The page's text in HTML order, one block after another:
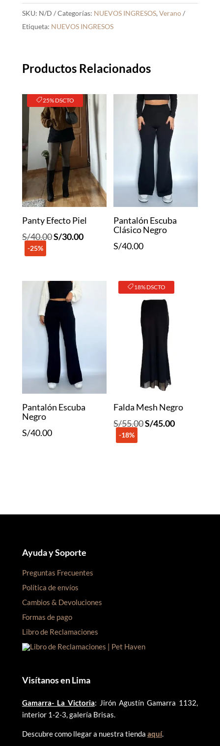
SKU: N/D Categorías: NUEVOS INGRESOS, Verano
Etiqueta: NUEVOS INGRESOS
Productos Relacionados
25% DSCTO
Panty Efecto Piel
S/40.00El
S/40.00.
S/30.00El
-25%
Pantalón Escuba
Clásico Negro
S/40.00
Pantalón Escuba
Negro
S/40.00
18% DSCTO
Falda Mesh Negro
S/55.00El
S/45.00El
-18%
Ayuda y Soporte
Preguntas Frecuentes
Política de envíos
Cambios & Devoluciones
Formas de pago
Libro de Reclamaciones
Visítanos en Lima
Gamarra- La Victoria: Jirón Agustín Gamarra 1132,
interior 1-2-3, galería Brisas.
Descubre como llegar a nuestra tienda aquí.